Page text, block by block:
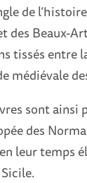
de
des Beaux-
tissés entre
médiévale
sont ainsi
des
leur temps